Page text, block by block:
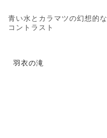
青い水とカラマツの幻想的な
コントラスト
羽衣の滝